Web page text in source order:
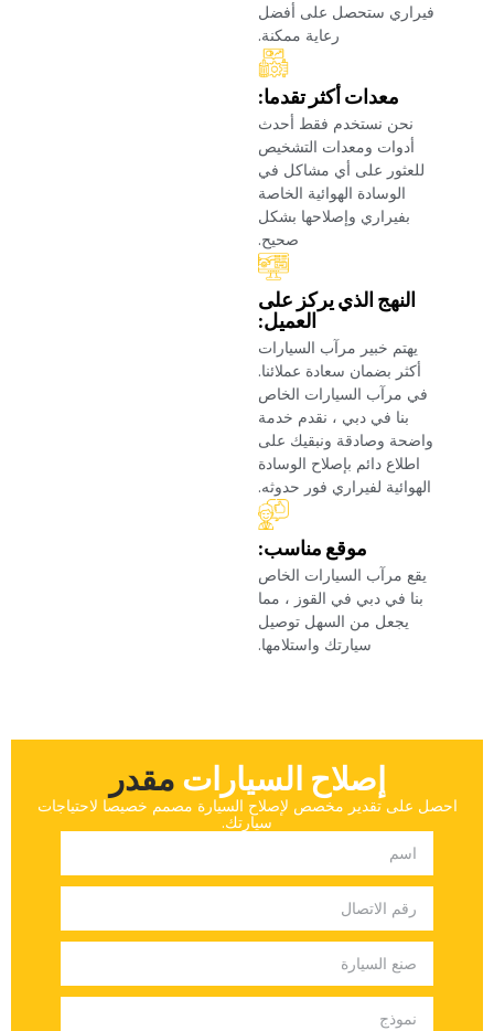
فيراري ستحصل على أفضل
رعاية ممكنة.‏
‏معدات أكثر تقدما:‏
‏نحن نستخدم فقط أحدث
أدوات ومعدات التشخيص
للعثور على أي مشاكل في
الوسادة الهوائية الخاصة
بفيراري وإصلاحها بشكل
صحيح.‏
‏النهج الذي يركز على
العميل:‏
‏يهتم خبير مرآب السيارات
أكثر بضمان سعادة عملائنا.
في مرآب السيارات الخاص
بنا في دبي ، نقدم خدمة
واضحة وصادقة ونبقيك على
اطلاع دائم بإصلاح الوسادة
الهوائية لفيراري فور حدوثه.‏
‏موقع مناسب:‏
‏يقع مرآب السيارات الخاص
بنا في دبي في القوز ، مما
يجعل من السهل توصيل
سيارتك واستلامها.‏
إصلاح السيارات ‏مقدر‏
‏احصل على تقدير مخصص لإصلاح السيارة مصمم خصيصا لاحتياجات
سيارتك.‏